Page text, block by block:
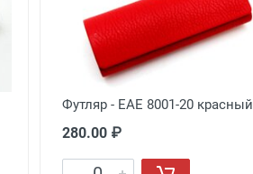
Футляр - EAE 8001-20 красный
280.00 ₽